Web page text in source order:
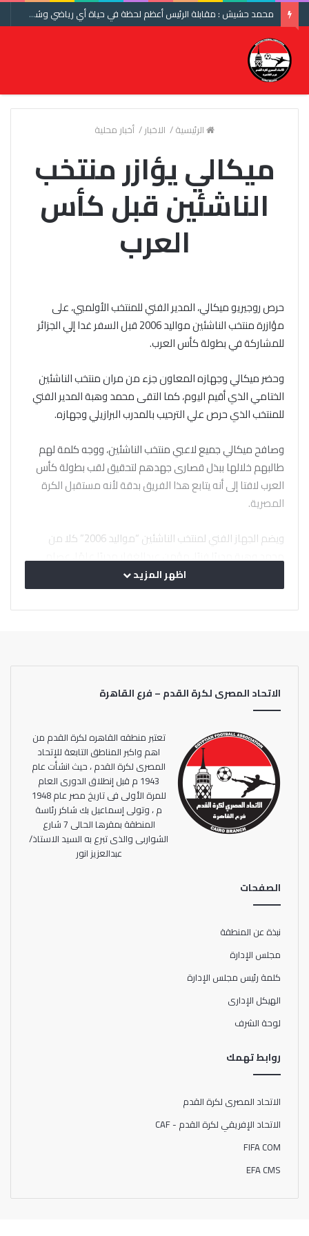
محمد حشيش : مقابلة الرئيس أعظم لحظة في حياة أي رياضي وشكرا اتحاد الكرة ومنتخب مصر
الرئيسية/ الاخبار/ أخبار محلية
ميكالي يؤازر منتخب
الناشئين قبل كأس
العرب
حرص روجيريو ميكالي، المدير الفني للمنتخب الأولمبي، على
مؤازرة منتخب الناشئين مواليد 2006 قبل السفر غدا إلي الجزائر
للمشاركة في بطولة كأس العرب.
وحضر ميكالي وجهازه المعاون جزء من مران منتخب الناشئين
الختامي الذي أقيم اليوم، كما التقى محمد وهبة المدير الفني
للمنتخب الذي حرص علي الترحيب بالمدرب البرازيلي وجهازه.
وصافح ميكالي جميع لاعبي منتخب الناشئين، ووجه كلمة لهم
طالبهم خلالها ببذل قصارى جهدهم لتحقيق لقب بطولة كأس
العرب لافتا إلى أنه يتابع هذا الفريق بدقة لأنه مستقبل الكرة
المصرية.
ويضم الجهاز الفني لمنتخب الناشئين “مواليد 2006” كلا من
محمد وهبة مديرًا فنيًا، مؤمن عبدالغفار مدربًا عامًا، عصام
عبده مدربًا، يوسف طاهر مدربا لحراس المرمى، الدكتور حسين
فتوح خليل طبيبا ، وأحمد سامي نصار مديرًا إداريًا، عباس حسنين
أخصائي تأهيل ، وأحمد زيدان معد بدني ، علي محمد محلل أداء ،
اظهر المزيد
الاتحاد المصرى لكرة القدم – فرع القاهرة
تعتبر منطقه القاهره لكرة القدم من
اهم واكبر المناطق التابعة للإتحاد
المصرى لكرة القدم ، حيث انشأت عام
1943 م قبل إنطلاق الدورى العام
للمرة الأولى فى تاريخ مصر عام 1948
م ، وتولى إسماعيل بك شاكر رئاسة
المنطقة بمقرها الحالى 7 شارع
الشواربى والذى تبرع به السيد الاستاذ/
عبدالعزيز انور
الصفحات
نبذة عن المنطقة
مجلس الإدارة
كلمة رئيس مجلس الإدارة
الهيكل الإدارى
لوحة الشرف
روابط تهمك
الاتحاد المصرى لكرة القدم
الاتحاد الإفريقي لكرة القدم - CAF
FIFA COM
EFA CMS